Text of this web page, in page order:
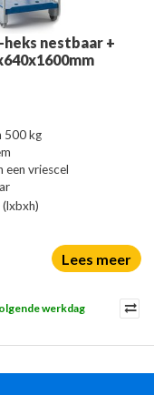
nestbaar +
500 kg
een vriescel
(lxbxh)
Lees meer
werkdag